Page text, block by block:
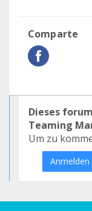
Comparte
Dieses
Teaming
Um zu
Anmelden